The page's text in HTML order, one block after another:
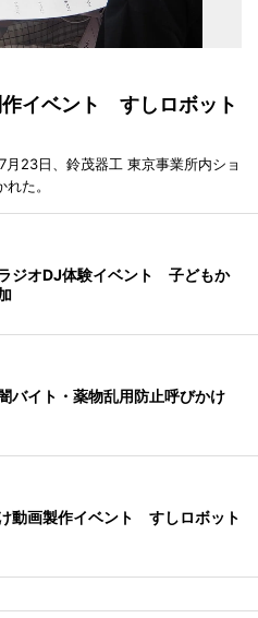
イベント すしロボット
23日、鈴茂器工 東京事業所内ショ
た。
ジオDJ体験イベント 子どもか
バイト・薬物乱用防止呼びかけ
動画製作イベント すしロボット